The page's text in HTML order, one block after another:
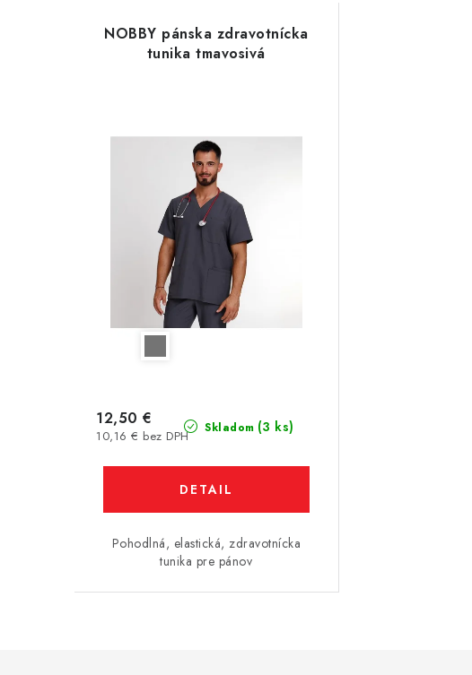
NOBBY pánska zdravotnícka
tunika tmavosivá
Skladom (3 ks)
10,16 € bez DPH
12,50 €
DETAIL
Pohodlná, elastická, zdravotnícka
tunika pre pánov